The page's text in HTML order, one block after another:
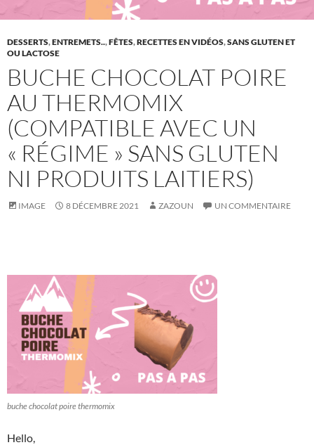
DESSERTS,ENTREMETS..,FÊTES,RECETTES EN VIDÉOS,SANS GLUTEN ET
OU LACTOSE
BUCHE CHOCOLAT POIRE
AU THERMOMIX
(COMPATIBLE AVEC UN
« RÉGIME » SANS GLUTEN
NI PRODUITS LAITIERS)
IMAGE 8 DÉCEMBRE 2021 ZAZOUN UN COMMENTAIRE
buche chocolat poire thermomix
Hello,